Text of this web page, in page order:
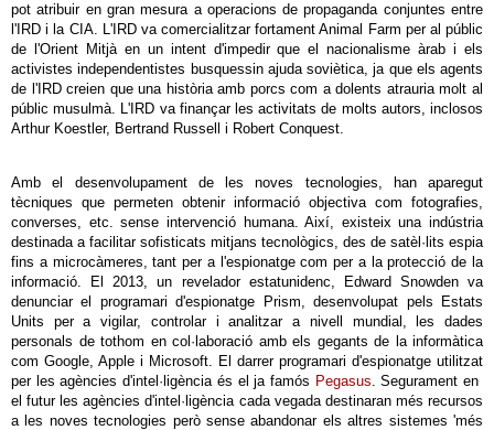
pot atribuir en gran mesura a operacions de propaganda conjuntes entre
l'IRD i la CIA. L'IRD va comercialitzar fortament Animal Farm per al públic
de l'Orient Mitjà en un intent d'impedir que el nacionalisme àrab i els
activistes independentistes busquessin ajuda soviètica, ja que els agents
de l'IRD creien que una història amb porcs com a dolents atrauria molt al
públic musulmà. L'IRD va finançar les activitats de molts autors, inclosos
Arthur Koestler, Bertrand Russell i Robert Conquest.
Amb el desenvolupament de les noves tecnologies, han aparegut
tècniques que permeten obtenir informació objectiva com fotografies,
converses, etc. sense intervenció humana. Així, existeix una indústria
destinada a facilitar sofisticats mitjans tecnològics, des de satèl·lits espia
fins a microcàmeres, tant per a l'espionatge com per a la protecció de la
informació. El 2013, un revelador estatunidenc, Edward Snowden va
denunciar el programari d'espionatge Prism, desenvolupat pels Estats
Units per a vigilar, controlar i analitzar a nivell mundial, les dades
personals de tothom en col·laboració amb els gegants de la informàtica
com Google, Apple i Microsoft. El darrer programari d'espionatge utilitzat
per les agències d'intel·ligència és el ja famós Pegasus. Segurament en
el futur les agències d'intel·ligència cada vegada destinaran més recursos
a les noves tecnologies però sense abandonar els altres sistemes 'més